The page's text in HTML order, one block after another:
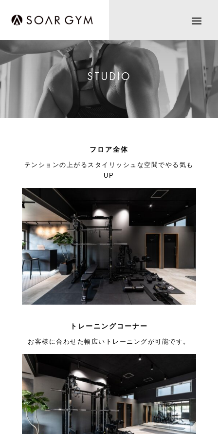
STUDIO
フロア全体
テンションの上がるスタイリッシュな空間でやる気も
UP
トレーニングコーナー
お客様に合わせた幅広いトレーニングが可能です。